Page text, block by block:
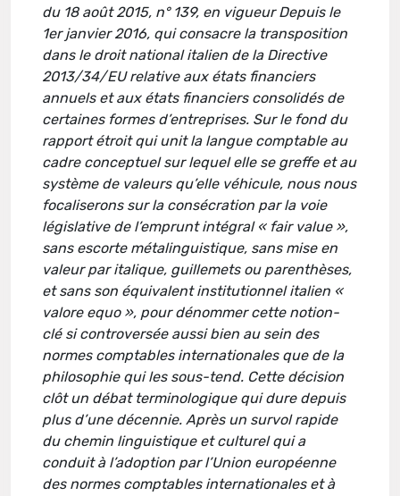
du 18 août 2015, n° 139, en vigueur Depuis le
1er janvier 2016, qui consacre la transposition
dans le droit national italien de la Directive
2013/34/EU relative aux états financiers
annuels et aux états financiers consolidés de
certaines formes d’entreprises. Sur le fond du
rapport étroit qui unit la langue comptable au
cadre conceptuel sur lequel elle se greffe et au
système de valeurs qu’elle véhicule, nous nous
focaliserons sur la consécration par la voie
législative de l’emprunt intégral « fair value »,
sans escorte métalinguistique, sans mise en
valeur par italique, guillemets ou parenthèses,
et sans son équivalent institutionnel italien «
valore equo », pour dénommer cette notion-
clé si controversée aussi bien au sein des
normes comptables internationales que de la
philosophie qui les sous-tend. Cette décision
clôt un débat terminologique qui dure depuis
plus d’une décennie. Après un survol rapide
du chemin linguistique et culturel qui a
conduit à l’adoption par l’Union européenne
des normes comptables internationales et à